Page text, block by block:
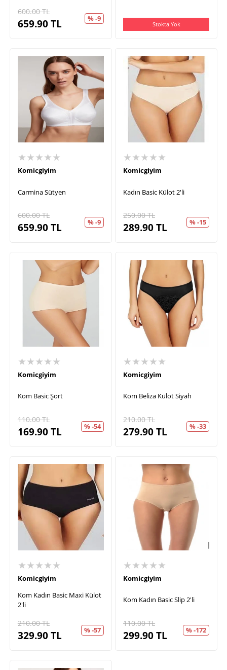
600.00TL
659.90TL % -9
Stokta Yok
★★★★★
Komicgiyim
Carmina Sütyen
600.00TL
659.90TL % -9
★★★★★
Komicgiyim
Kadın Basic Külot 2'li
250.00TL
289.90TL % -15
★★★★★
Komicgiyim
Kom Basic Şort
110.00TL
169.90TL % -54
★★★★★
Komicgiyim
Kom Beliza Külot Siyah
210.00TL
279.90TL % -33
★★★★★
Komicgiyim
Kom Kadın Basic Maxi Külot
2'li
210.00TL
329.90TL % -57
★★★★★
Komicgiyim
Kom Kadın Basic Slip 2'li
110.00TL
299.90TL % -172